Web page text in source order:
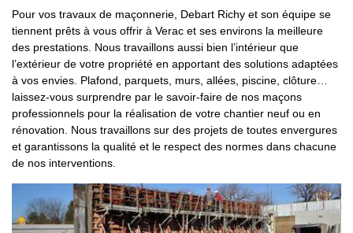
Pour vos travaux de maçonnerie, Debart Richy et son équipe se
tiennent prêts à vous offrir à Verac et ses environs la meilleure
des prestations. Nous travaillons aussi bien l’intérieur que
l’extérieur de votre propriété en apportant des solutions adaptées
à vos envies. Plafond, parquets, murs, allées, piscine, clôture…
laissez-vous surprendre par le savoir-faire de nos maçons
professionnels pour la réalisation de votre chantier neuf ou en
rénovation. Nous travaillons sur des projets de toutes envergures
et garantissons la qualité et le respect des normes dans chacune
de nos interventions.